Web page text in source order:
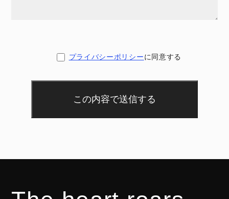
プライバシーポリシーに同意する